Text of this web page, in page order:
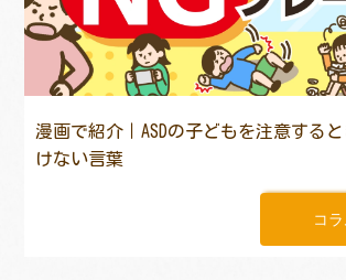
漫画で紹介｜ASDの子どもを注意する
けない言葉
コ